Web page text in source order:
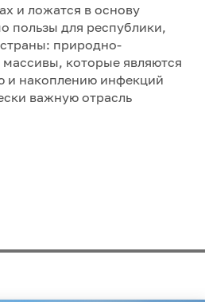
и ложатся в основу
пользы для республики,
природно-
которые являются
и накоплению инфекций
важную отрасль